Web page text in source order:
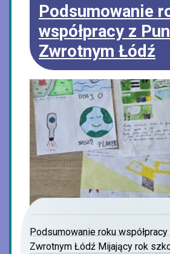
Podsumowanie
współpracy z
Zwrotnym Łódź
Podsumowanie roku
Zwrotnym Łódź Mijający rok